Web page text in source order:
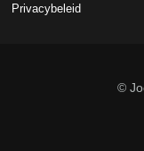
Privacybeleid
©